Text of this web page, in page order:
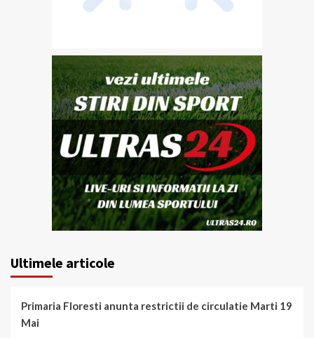
Ultimele articole
Primaria Floresti anunta restrictii de circulatie Marti 19
Mai